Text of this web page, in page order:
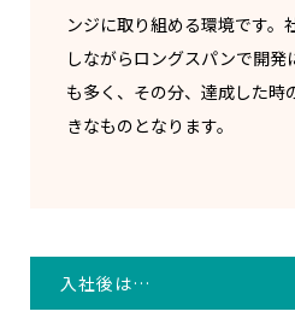
ンジに取り組める環境です。
しながらロングスパンで開発
も多く、その分、達成した時
きなものとなります。
入社後は…